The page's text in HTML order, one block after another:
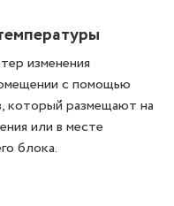
изменения
с помощью
который размещают на
или в месте
блока.